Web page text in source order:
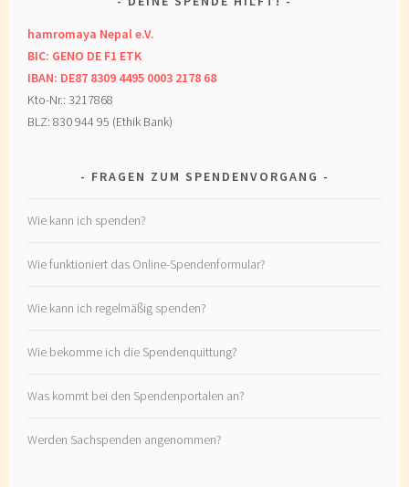
hamromaya Nepal e.V.
BIC: GENO DE F1 ETK
IBAN: DE87 8309 4495 0003 2178 68
Kto-Nr.: 3217868
BLZ: 830 944 95 (Ethik Bank)
FRAGEN ZUM SPENDENVORGANG
Wie kann ich spenden?
Wie funktioniert das Online-Spendenformular?
Wie kann ich regelmäßig spenden?
Wie bekomme ich die Spendenquittung?
Was kommt bei den Spendenportalen an?
Werden Sachspenden angenommen?